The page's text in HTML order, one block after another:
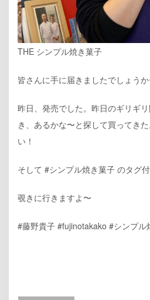
THE シンプル焼き菓子
皆さんに手に届きましたでしょうか
昨日、発売でした。昨日のギリギ
き、あるかな〜と探して買ってき
い！
そして #シンプル焼き菓子 のタグ
覗きに行きますよ〜
#藤野貴子 #fujinotakako #シンプ